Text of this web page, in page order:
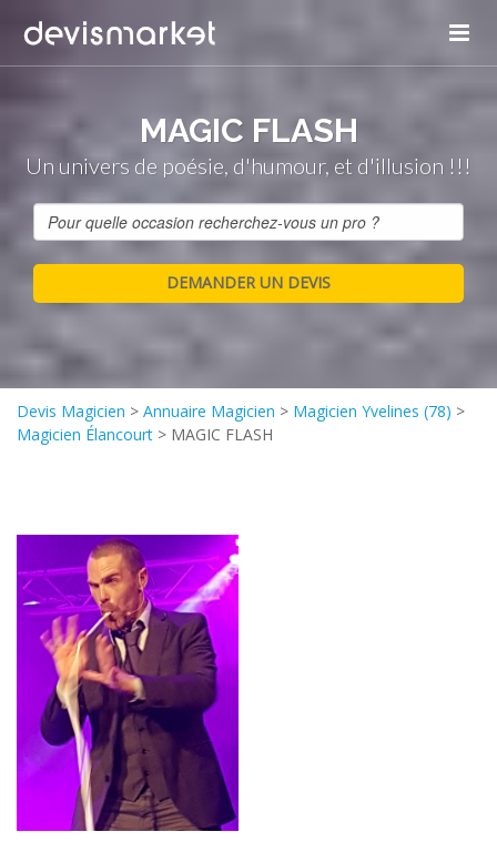
MAGIC FLASH
Un univers de poésie, d'humour, et d'illusion !!!
Devis Magicien > Annuaire Magicien > Magicien Yvelines (78) >
Magicien Élancourt > MAGIC FLASH